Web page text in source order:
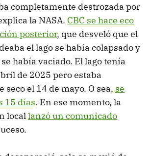
completamente destrozada por
la NASA. CBC se hace eco
posterior, que desveló que el
el lago se había colapsado y
había vaciado. El lago tenía
de 2025 pero estaba
el 14 de mayo. O sea, se
15 días. En ese momento, la
locallanzó un comunicado